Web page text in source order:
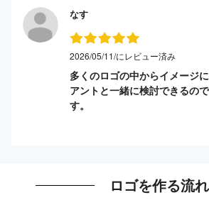
なす
2026/05/11/にレビュー済み
多くのロゴの中からイメージ
アントと一緒に検討できるの
す。
ロゴを作る流れ